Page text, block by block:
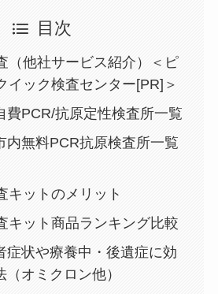
目次
（他社サービス紹介）＜ピ
イック検査センター[PR]＞
費PCR/抗原定性検査所一覧
内無料PCR抗原検査所一覧
キットのメリット
キット商品ランキング比較
症状や療養中・後遺症に効
オミクロン他）